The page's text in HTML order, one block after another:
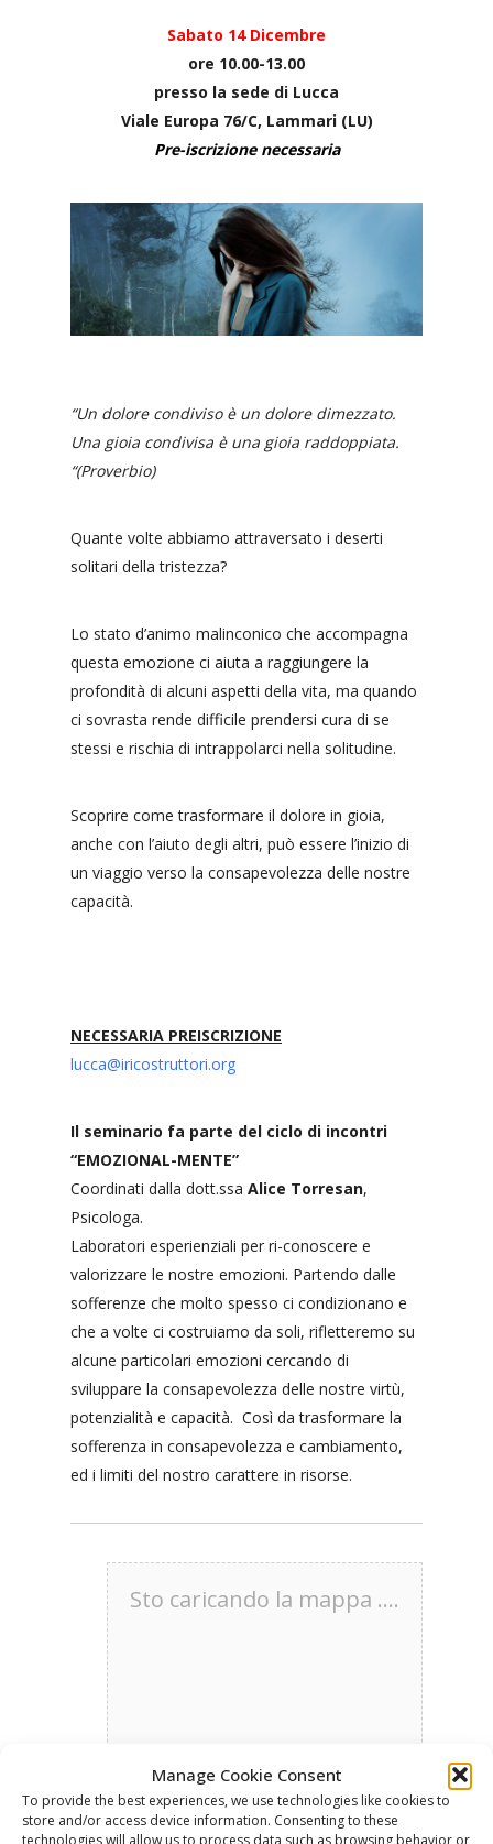
Manage Cookie Consent
To provide the best experiences, we use technologies like cookies to
store and/or access device information. Consenting to these
technologies will allow us to process data such as browsing behavior or
Sabato 14 Dicembre
ore 10.00-13.00
presso la sede di Lucca
Viale Europa 76/C, Lammari (LU)
Pre-iscrizione necessaria
“Un dolore condiviso è un dolore dimezzato.
Una gioia condivisa è una gioia raddoppiata.
“(Proverbio)
Quante volte abbiamo attraversato i deserti
solitari della tristezza?
Lo stato d’animo malinconico che accompagna
questa emozione ci aiuta a raggiungere la
profondità di alcuni aspetti della vita, ma quando
ci sovrasta rende difficile prendersi cura di se
stessi e rischia di intrappolarci nella solitudine.
Scoprire come trasformare il dolore in gioia,
anche con l’aiuto degli altri, può essere l’inizio di
un viaggio verso la consapevolezza delle nostre
capacità.
NECESSARIA PREISCRIZIONE
lucca@iricostruttori.org
Il seminario fa parte del ciclo di incontri
“EMOZIONAL-MENTE”
Coordinati dalla dott.ssa Alice Torresan,
Psicologa.
Laboratori esperienziali per ri-conoscere e
valorizzare le nostre emozioni. Partendo dalle
sofferenze che molto spesso ci condizionano e
che a volte ci costruiamo da soli, rifletteremo su
alcune particolari emozioni cercando di
sviluppare la consapevolezza delle nostre virtù,
potenzialità e capacità. Così da trasformare la
sofferenza in consapevolezza e cambiamento,
ed i limiti del nostro carattere in risorse.
Sto caricando la mappa ....